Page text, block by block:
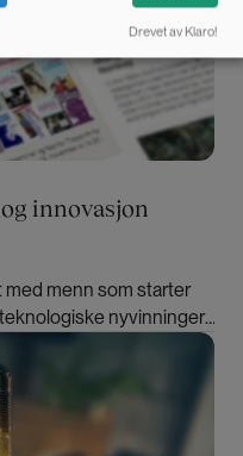
innovasjon
menn som starter
nyvinninger.
bredere om
skriver Linda
Drevet av Klaro!